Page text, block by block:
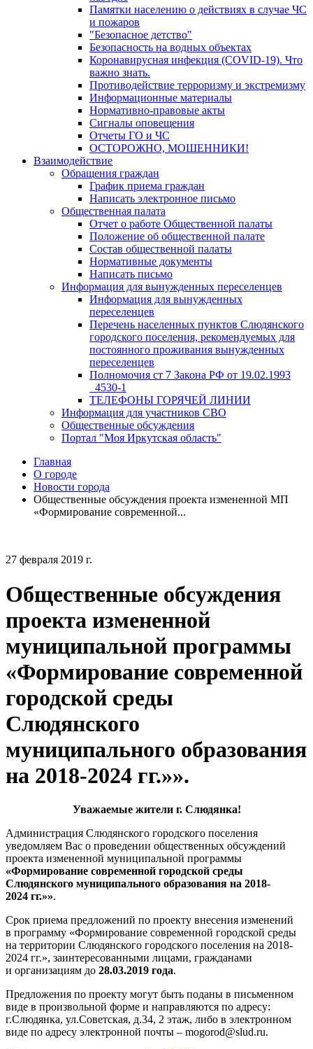
Памятки населению о действиях в случае ЧС
и пожаров
"Безопасное детство"
Безопасность на водных объектах
Коронавирусная инфекция (COVID-19). Что
важно знать.
Противодействие терроризму и экстремизму
Информационные материалы
Нормативно-правовые акты
Сигналы оповещения
Отчеты ГО и ЧС
ОСТОРОЖНО, МОШЕННИКИ!
Взаимодействие
Обращения граждан
График приема граждан
Написать электронное письмо
Общественная палата
Отчет о работе Общественной палаты
Положение об общественной палате
Состав общественной палаты
Нормативные документы
Написать письмо
Информация для вынужденных переселенцев
Информация для вынужденных
переселенцев
Перечень населенных пунктов Слюдянского
городского поселения, рекомендуемых для
постоянного проживания вынужденных
переселенцев
Полномочия ст 7 Закона РФ от 19.02.1993
_4530-1
ТЕЛЕФОНЫ ГОРЯЧЕЙ ЛИНИИ
Информация для участников СВО
Общественные обсуждения
Портал "Моя Иркутская область"
Главная
О городе
Новости города
Общественные обсуждения проекта измененной МП
«Формирование современной...
27 февраля 2019 г.
Общественные обсуждения
проекта измененной
муниципальной программы
«Формирование современной
городской среды
Слюдянского
муниципального образования
на 2018-2024 гг.»».
Уважаемые жители г. Слюдянка!
Администрация Слюдянского городского поселения
уведомляем Вас о проведении общественных обсуждений
проекта измененной муниципальной программы
«Формирование современной городской среды
Слюдянского муниципального образования на 2018-
2024 гг.»».
Срок приема предложений по проекту внесения изменений
в программу «Формирование современной городской среды
на территории Слюдянского городского поселения на 2018-
2024 гг.», заинтересованными лицами, гражданами
и организациям до 28.03.2019 года.
Предложения по проекту могут быть поданы в письменном
виде в произвольной форме и направляются по адресу:
г.Слюдянка, ул.Советская, д.34, 2 этаж, либо в электронном
виде по адресу электронной почты – mogorod@slud.ru.